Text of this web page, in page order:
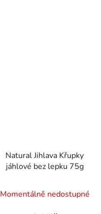
Natural Jihlava Křupky
jáhlové bez lepku 75g
Momentálně nedostupné